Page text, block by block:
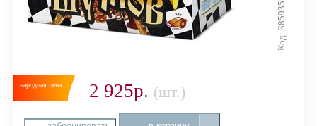
385935
2 925р. (шт.)